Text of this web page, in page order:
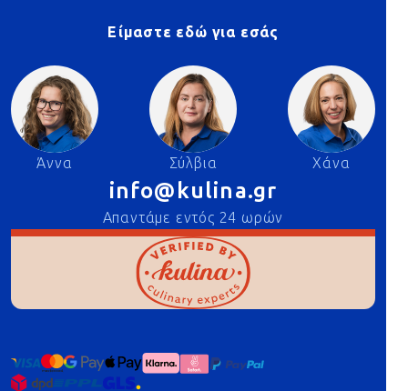
Είμαστε εδώ για εσάς
Άννα Σύλβια Χάνα
info@kulina.gr
Απαντάμε εντός 24 ωρών